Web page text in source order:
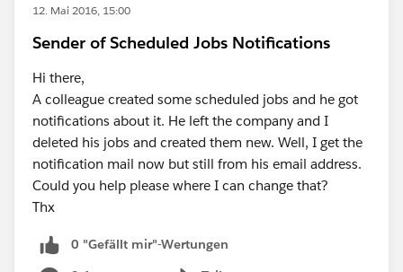
12. Mai 2016, 15:00
Sender of Scheduled Jobs Notifications
Hi there,
A colleague created some scheduled jobs and he got
notifications about it. He left the company and I
deleted his jobs and created them new. Well, I get the
notification mail now but still from his email address.
Could you help please where I can change that?
Thx
0 "Gefällt mir"-Wertungen